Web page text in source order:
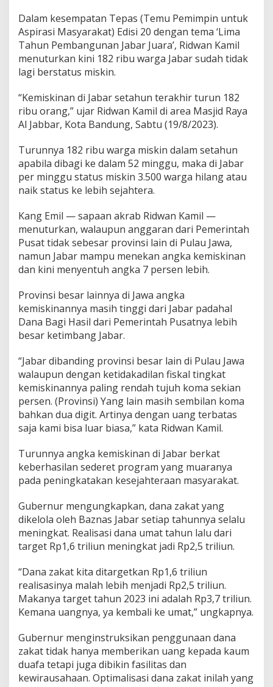
Dalam kesempatan Tepas (Temu Pemimpin untuk
Aspirasi Masyarakat) Edisi 20 dengan tema ‘Lima
Tahun Pembangunan Jabar Juara’, Ridwan Kamil
menuturkan kini 182 ribu warga Jabar sudah tidak
lagi berstatus miskin.
“Kemiskinan di Jabar setahun terakhir turun 182
ribu orang,” ujar Ridwan Kamil di area Masjid Raya
Al Jabbar, Kota Bandung, Sabtu (19/8/2023).
Turunnya 182 ribu warga miskin dalam setahun
apabila dibagi ke dalam 52 minggu, maka di Jabar
per minggu status miskin 3.500 warga hilang atau
naik status ke lebih sejahtera.
Kang Emil — sapaan akrab Ridwan Kamil —
menuturkan, walaupun anggaran dari Pemerintah
Pusat tidak sebesar provinsi lain di Pulau Jawa,
namun Jabar mampu menekan angka kemiskinan
dan kini menyentuh angka 7 persen lebih.
Provinsi besar lainnya di Jawa angka
kemiskinannya masih tinggi dari Jabar padahal
Dana Bagi Hasil dari Pemerintah Pusatnya lebih
besar ketimbang Jabar.
“Jabar dibanding provinsi besar lain di Pulau Jawa
walaupun dengan ketidakadilan fiskal tingkat
kemiskinannya paling rendah tujuh koma sekian
persen. (Provinsi) Yang lain masih sembilan koma
bahkan dua digit. Artinya dengan uang terbatas
saja kami bisa luar biasa,” kata Ridwan Kamil.
Turunnya angka kemiskinan di Jabar berkat
keberhasilan sederet program yang muaranya
pada peningkatakan kesejahteraan masyarakat.
Gubernur mengungkapkan, dana zakat yang
dikelola oleh Baznas Jabar setiap tahunnya selalu
meningkat. Realisasi dana umat tahun lalu dari
target Rp1,6 triliun meningkat jadi Rp2,5 triliun.
“Dana zakat kita ditargetkan Rp1,6 triliun
realisasinya malah lebih menjadi Rp2,5 triliun.
Makanya target tahun 2023 ini adalah Rp3,7 triliun.
Kemana uangnya, ya kembali ke umat,” ungkapnya.
Gubernur menginstruksikan penggunaan dana
zakat tidak hanya memberikan uang kepada kaum
duafa tetapi juga dibikin fasilitas dan
kewirausahaan. Optimalisasi dana zakat inilah yang